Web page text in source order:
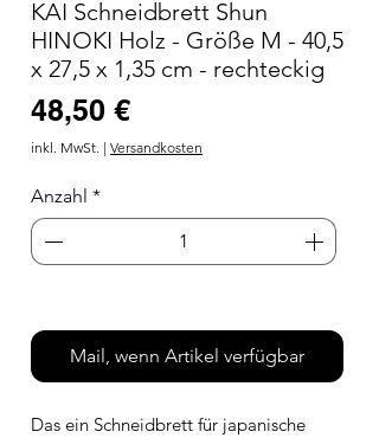
KAI Schneidbrett Shun
HINOKI Holz - Größe M - 40,5
x 27,5 x 1,35 cm - rechteckig
48,50 €Preis
inkl. MwSt. | Versandkosten
Anzahl *
Mail, wenn Artikel verfügbar
Das ein Schneidbrett für japanische